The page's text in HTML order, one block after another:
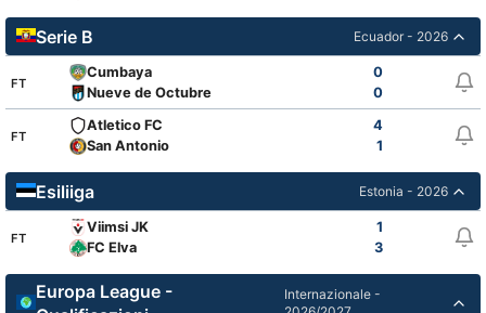
Serie B Ecuador - 2026
FT
Cumbaya
0
Nueve de Octubre
0
FT
Atletico FC
4
San Antonio
1
Esiliiga Estonia - 2026
FT
Viimsi JK
1
FC Elva
3
Europa League -
Internazionale -